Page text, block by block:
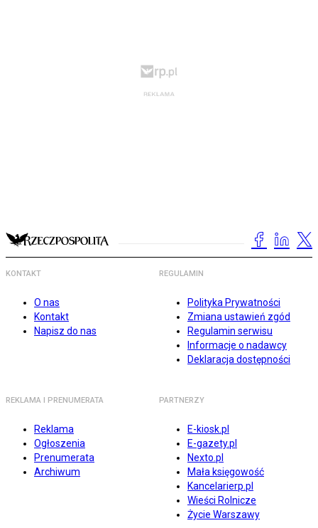
KONTAKT
O nas
Kontakt
Napisz do nas
REGULAMIN
Polityka Prywatności
Zmiana ustawień zgód
Regulamin serwisu
Informacje o nadawcy
Deklaracja dostępności
REKLAMA I PRENUMERATA
Reklama
Ogłoszenia
Prenumerata
Archiwum
PARTNERZY
E-kiosk.pl
E-gazety.pl
Nexto.pl
Mała księgowość
Kancelarierp.pl
Wieści Rolnicze
Życie Warszawy